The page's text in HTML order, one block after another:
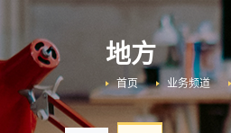
地方
业务频道
首页